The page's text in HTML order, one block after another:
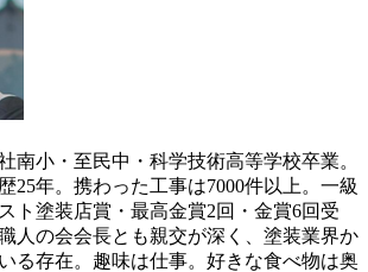
南小・至民中・科学技術高等学校卒業。
25年。携わった工事は7000件以上。一級
ト塗装店賞・最高金賞2回・金賞6回受
人の会会長とも親交が深く、塗装業界か
る存在。趣味は仕事。好きな食べ物は奥